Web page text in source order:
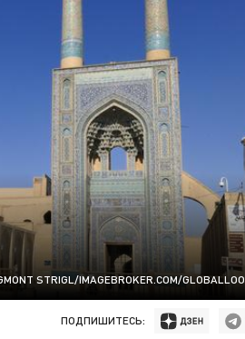
STRIGL/IMAGEBROKER.COM/
ПОДПИШИТЕСЬ: